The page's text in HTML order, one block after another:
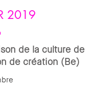
2019
de la culture de
de création (Be)